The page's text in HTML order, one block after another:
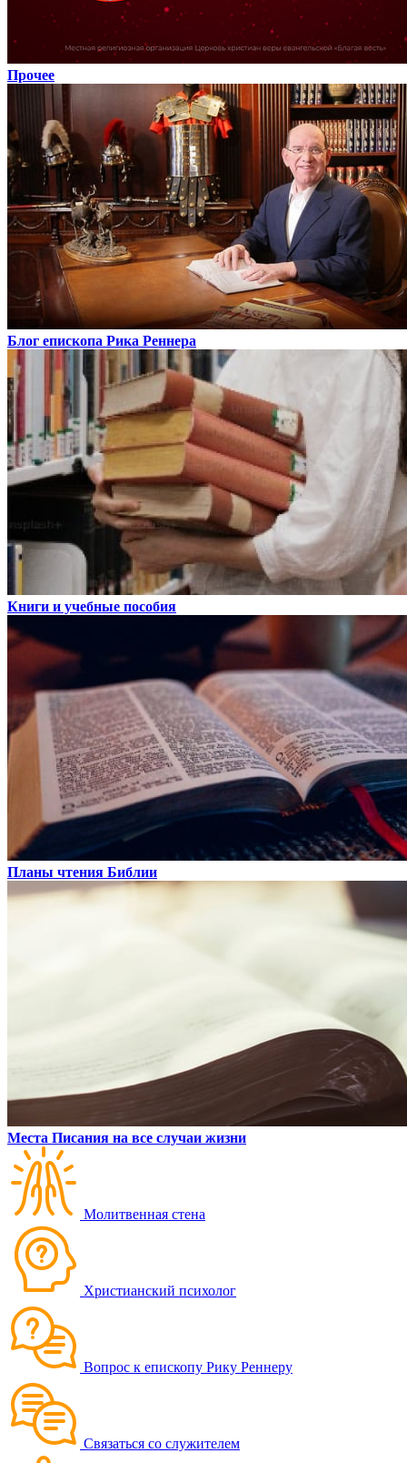
Прочее
Блог епископа Рика Реннера
Книги и учебные пособия
Планы чтения Библии
Места Писания на все случаи жизни
Молитвенная стена
Христианский психолог
Вопрос к епископу Рику Реннеру
Связаться со служителем